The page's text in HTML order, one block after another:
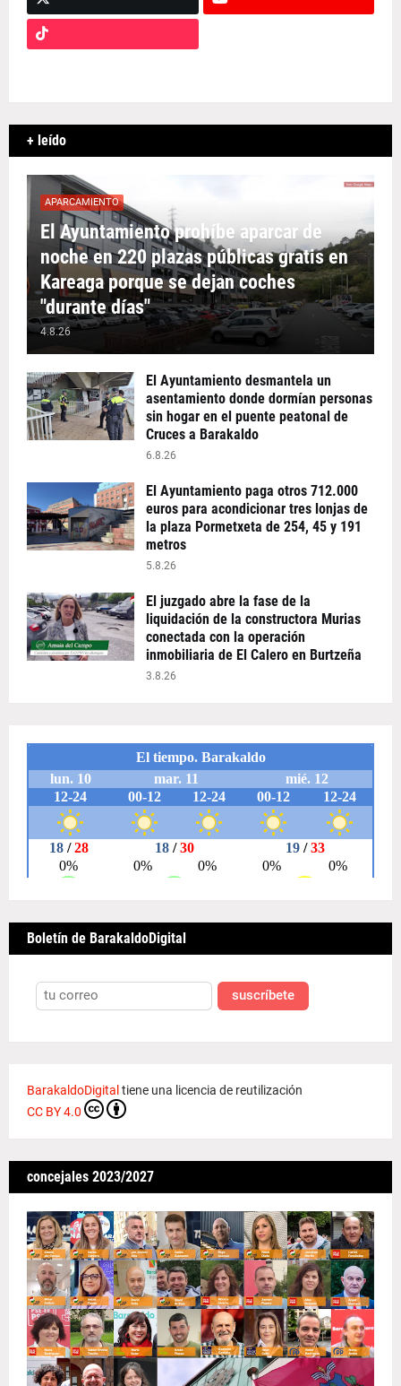
+ leído
APARCAMIENTO
El Ayuntamiento prohíbe aparcar de
noche en 220 plazas públicas gratis en
Kareaga porque se dejan coches
"durante días"
4.8.26
El Ayuntamiento desmantela un
asentamiento donde dormían personas
sin hogar en el puente peatonal de
Cruces a Barakaldo
6.8.26
El Ayuntamiento paga otros 712.000
euros para acondicionar tres lonjas de
la plaza Pormetxeta de 254, 45 y 191
metros
5.8.26
El juzgado abre la fase de la
liquidación de la constructora Murias
conectada con la operación
inmobiliaria de El Calero en Burtzeña
3.8.26
Boletín de BarakaldoDigital
suscríbete
BarakaldoDigital tiene una licencia de reutilización
CC BY 4.0
concejales 2023/2027